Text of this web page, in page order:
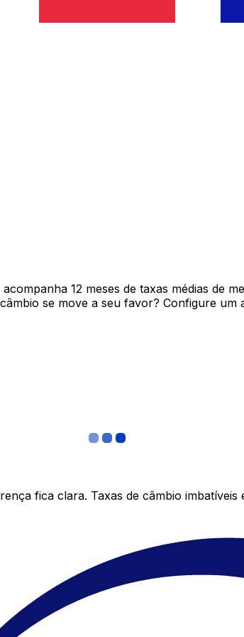
12 meses de taxas médias de
se move a seu favor? Configure
fica clara. Taxas de câmbio